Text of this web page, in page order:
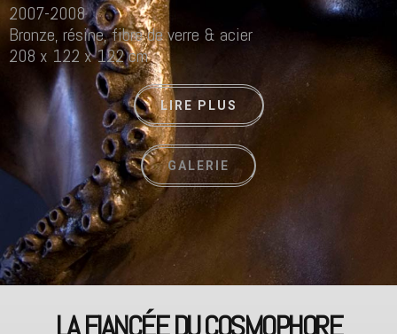
2007-2008
Bronze, résine, fibre de verre & acier
208 x 122 x 122 cm
LIRE PLUS
GALERIE
LA FIANCÉE DU COSMOPHORE